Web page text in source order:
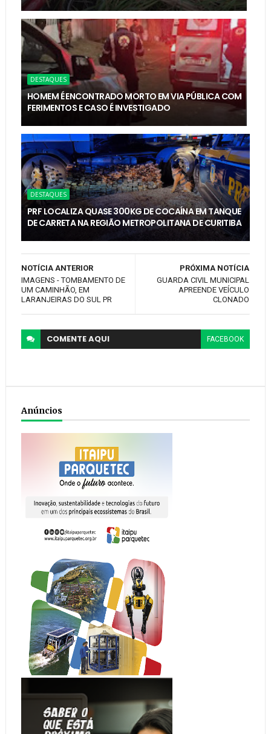
DESTAQUES
HOMEM É ENCONTRADO MORTO EM VIA PÚBLICA COM
FERIMENTOS E CASO É INVESTIGADO
DESTAQUES
PRF LOCALIZA QUASE 300KG DE COCAÍNA EM TANQUE
DE CARRETA NA REGIÃO METROPOLITANA DE CURITIBA
PRÓXIMA NOTÍCIA
GUARDA CIVIL MUNICIPAL
APREENDE VEÍCULO
CLONADO
NOTÍCIA ANTERIOR
IMAGENS - TOMBAMENTO DE
UM CAMINHÃO, EM
LARANJEIRAS DO SUL PR
COMENTEAQUI FACEBOOK
Anúncios